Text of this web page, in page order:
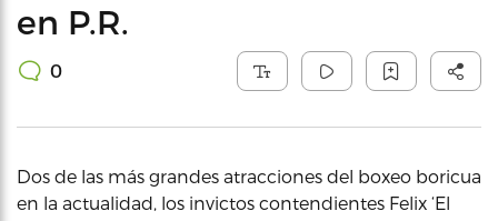
en P.R.
0
Dos de las más grandes atracciones del boxeo boricua
en la actualidad, los invictos contendientes Felix ‘El